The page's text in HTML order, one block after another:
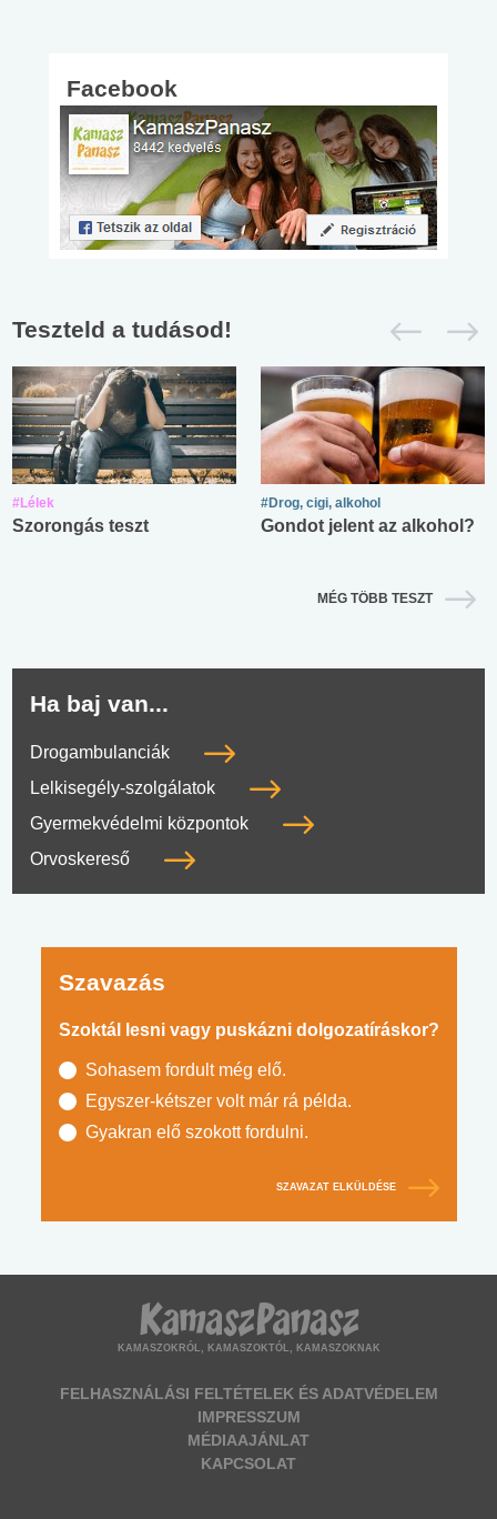
Facebook
Teszteld a tudásod!
#Lélek
Szorongás teszt
#Drog, cigi, alkohol
Gondot jelent az alkohol?
MÉG TÖBB TESZT
Ha baj van...
Drogambulanciák
Lelkisegély-szolgálatok
Gyermekvédelmi központok
Orvoskereső
Szavazás
Szoktál lesni vagy puskázni dolgozatíráskor?
Sohasem fordult még elő.
Egyszer-kétszer volt már rá példa.
Gyakran elő szokott fordulni.
SZAVAZAT ELKÜLDÉSE
KAMASZOKRÓL, KAMASZOKTÓL, KAMASZOKNAK
FELHASZNÁLÁSI FELTÉTELEK ÉS ADATVÉDELEM
IMPRESSZUM
MÉDIAAJÁNLAT
KAPCSOLAT